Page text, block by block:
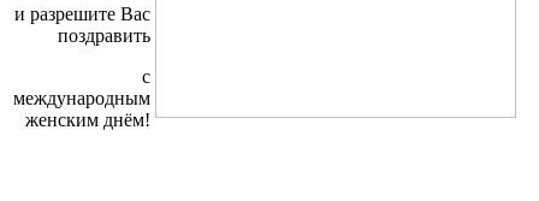
и разрешите Вас
поздравить
с
международным
женским днём!